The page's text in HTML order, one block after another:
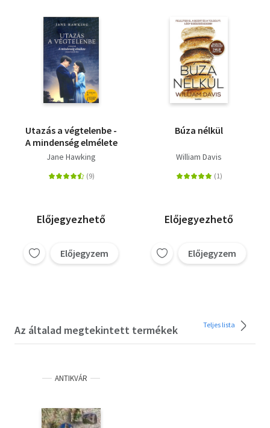
Utazás a végtelenbe -
A mindenség elmélete
Jane Hawking
Előjegyezhető
Előjegyzem
Búza nélkül
William Davis
Előjegyezhető
Előjegyzem
Az általad megtekintett termékek Teljes lista
ANTIKVÁR